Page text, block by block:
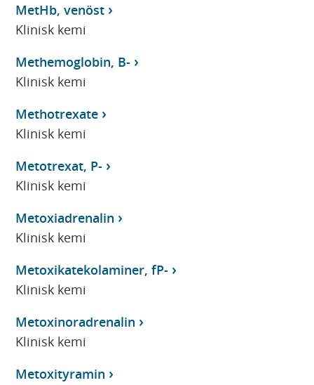
MetHb, venöst
Klinisk kemi
Methemoglobin, B-
Klinisk kemi
Methotrexate
Klinisk kemi
Metotrexat, P-
Klinisk kemi
Metoxiadrenalin
Klinisk kemi
Metoxikatekolaminer, fP-
Klinisk kemi
Metoxinoradrenalin
Klinisk kemi
Metoxityramin